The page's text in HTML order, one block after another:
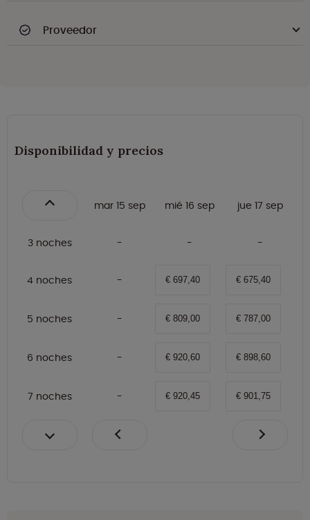
Proveedor
Disponibilidad y precios
mar 15 sep mié 16 sep jue 17 sep
3 noches
4 noches € 697,40 € 675,40
5 noches € 809,00 € 787,00
6 noches € 920,60 € 898,60
7 noches € 920,45 € 901,75